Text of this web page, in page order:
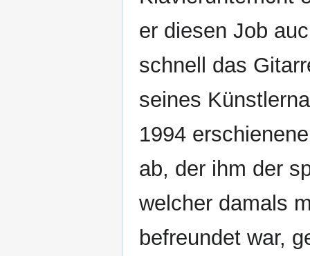
er diesen Job
schnell das
seines
1994
ab, der ihm der
welcher damals
befreundet war,